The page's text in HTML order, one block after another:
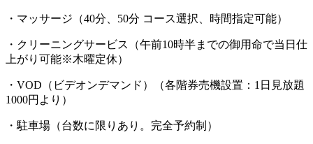
・マッサージ（40分、50分 コース選択、時間指定可能）
・クリーニングサービス（午前10時半までの御用命で当日仕
上がり可能※木曜定休）
・VOD（ビデオンデマンド）（各階券売機設置：1日見放題
1000円より）
・駐車場（台数に限りあり。完全予約制）